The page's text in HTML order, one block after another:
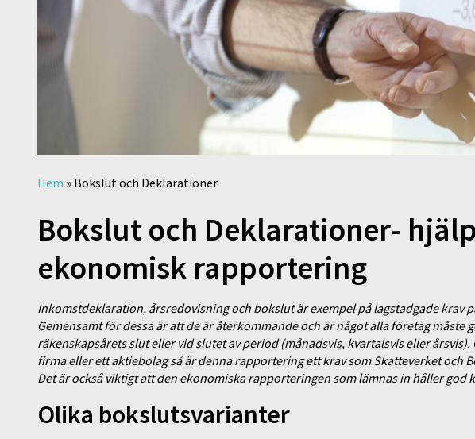
Hem » Bokslut och Deklarationer
Bokslut och Deklarationer-
ekonomisk rapportering
Inkomstdeklaration, årsredovisning och bokslut är exempel på lagstadgade krav
Gemensamt för dessa är att de är återkommande och är något alla företag måste
räkenskapsårets slut eller vid slutet av period (månadsvis, kvartalsvis eller årsvis).
firma eller ett aktiebolag så är denna rapportering ett krav som Skatteverket och
Det är också viktigt att den ekonomiska rapporteringen som lämnas in håller god
Olika bokslutsvarianter